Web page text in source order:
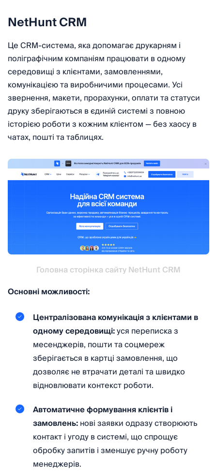
NetHunt CRM
Це CRM-система, яка допомагає друкарням і
поліграфічним компаніям працювати в одному
середовищі з клієнтами, замовленнями,
комунікацією та виробничими процесами. Усі
звернення, макети, прорахунки, оплати та статуси
друку зберігаються в єдиній системі з повною
історією роботи з кожним клієнтом — без хаосу в
чатах, пошті та таблицях.
Головна сторінка сайту NetHunt CRM
Основні можливості:
Централізована комунікація з клієнтами в
одному середовищі:уся переписка з
месенджерів, пошти та соцмереж
зберігається в картці замовлення, що
дозволяє не втрачати деталі та швидко
відновлювати контекст роботи.
Автоматичне формування клієнтів і
замовлень:нові заявки одразу створюють
контакт і угоду в системі, що спрощує
обробку запитів і зменшує ручну роботу
менеджерів.